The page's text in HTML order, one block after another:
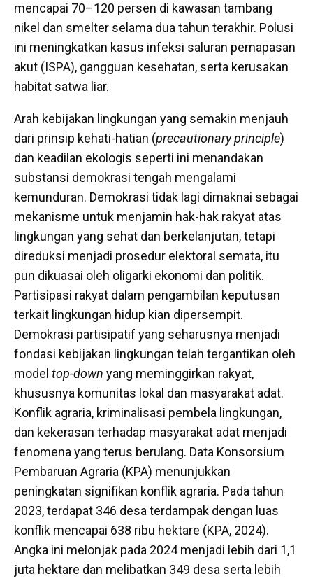
mencapai 70–120 persen di kawasan tambang
nikel dan smelter selama dua tahun terakhir. Polusi
ini meningkatkan kasus infeksi saluran pernapasan
akut (ISPA), gangguan kesehatan, serta kerusakan
habitat satwa liar.
Arah kebijakan lingkungan yang semakin menjauh
dari prinsip kehati-hatian (precautionary principle)
dan keadilan ekologis seperti ini menandakan
substansi demokrasi tengah mengalami
kemunduran. Demokrasi tidak lagi dimaknai sebagai
mekanisme untuk menjamin hak-hak rakyat atas
lingkungan yang sehat dan berkelanjutan, tetapi
direduksi menjadi prosedur elektoral semata, itu
pun dikuasai oleh oligarki ekonomi dan politik.
Partisipasi rakyat dalam pengambilan keputusan
terkait lingkungan hidup kian dipersempit.
Demokrasi partisipatif yang seharusnya menjadi
fondasi kebijakan lingkungan telah tergantikan oleh
model top-down yang meminggirkan rakyat,
khususnya komunitas lokal dan masyarakat adat.
Konflik agraria, kriminalisasi pembela lingkungan,
dan kekerasan terhadap masyarakat adat menjadi
fenomena yang terus berulang. Data Konsorsium
Pembaruan Agraria (KPA) menunjukkan
peningkatan signifikan konflik agraria. Pada tahun
2023, terdapat 346 desa terdampak dengan luas
konflik mencapai 638 ribu hektare (KPA, 2024).
Angka ini melonjak pada 2024 menjadi lebih dari 1,1
juta hektare dan melibatkan 349 desa serta lebih